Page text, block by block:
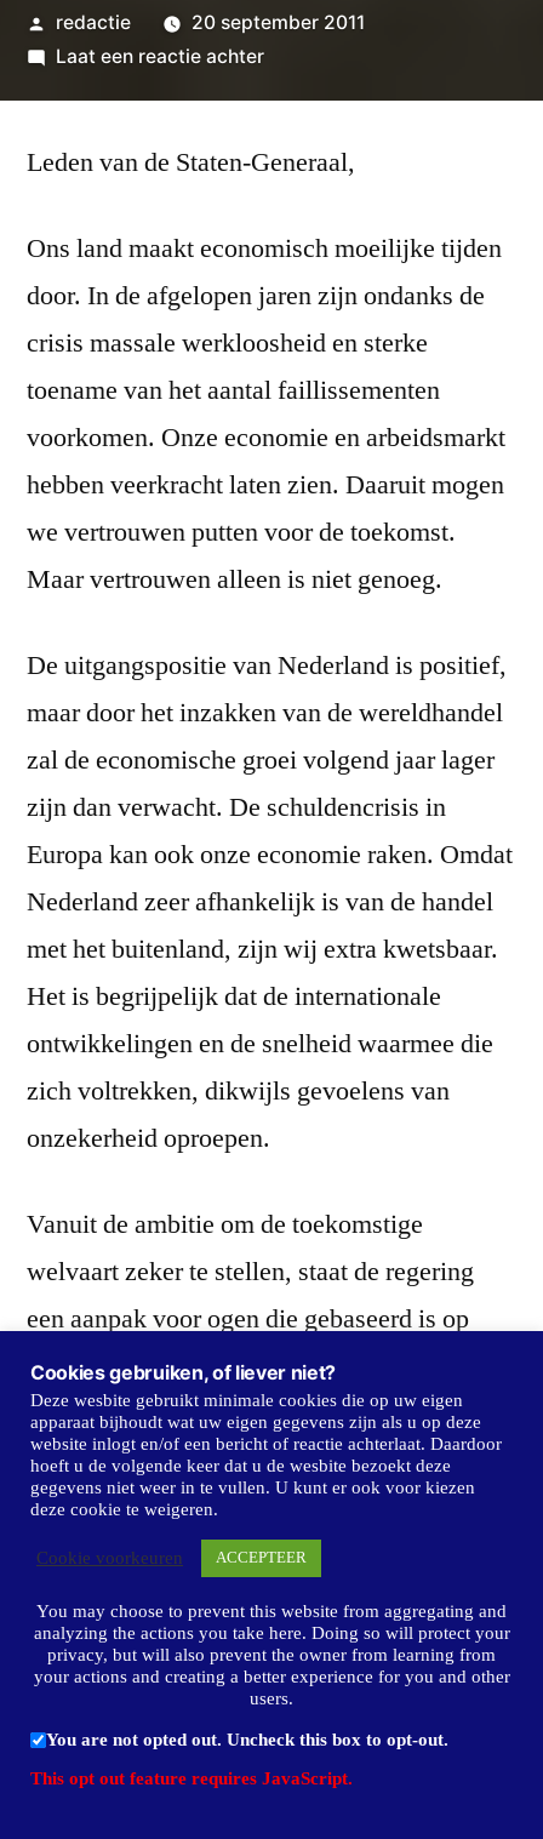
Geplaatst
door
redactie
20 september 2011
Laat een reactie achterop
september
Leden van de Staten-Generaal,
Ons land maakt economisch moeilijke tijden
door. In de afgelopen jaren zijn ondanks de
crisis massale werkloosheid en sterke
toename van het aantal faillissementen
voorkomen. Onze economie en arbeidsmarkt
hebben veerkracht laten zien. Daaruit mogen
we vertrouwen putten voor de toekomst.
Maar vertrouwen alleen is niet genoeg.
De uitgangspositie van Nederland is positief,
maar door het inzakken van de wereldhandel
zal de economische groei volgend jaar lager
zijn dan verwacht. De schuldencrisis in
Europa kan ook onze economie raken. Omdat
Nederland zeer afhankelijk is van de handel
met het buitenland, zijn wij extra kwetsbaar.
Het is begrijpelijk dat de internationale
ontwikkelingen en de snelheid waarmee die
zich voltrekken, dikwijls gevoelens van
onzekerheid oproepen.
Vanuit de ambitie om de toekomstige
welvaart zeker te stellen, staat de regering
een aanpak voor ogen die gebaseerd is op
twee met elkaar samenhangende keuzen:
gezonde overheidsfinanciën en versterking
van het economisch groeivermogen. Die
samenhang ligt ten grondslag aan alle
voorstellen die u dit parlementaire jaar ter
behandeling worden aangeboden.
De ernstige schuldenproblematiek in
sommige Europese landen toont aan dat grote
en langdurige tekorten een bedreiging zijn
Cookies gebruiken, of liever niet?
Deze wesbite gebruikt minimale cookies die op uw eigen
apparaat bijhoudt wat uw eigen gegevens zijn als u op deze
website inlogt en/of een bericht of reactie achterlaat. Daardoor
hoeft u de volgende keer dat u de wesbite bezoekt deze
gegevens niet weer in te vullen. U kunt er ook voor kiezen
deze cookie te weigeren.
Cookie voorkeuren ACCEPTEER
You may choose to prevent this website from aggregating and
analyzing the actions you take here. Doing so will protect your
privacy, but will also prevent the owner from learning from
your actions and creating a better experience for you and other
users.
You are not opted out. Uncheck this box to opt-out.
This opt out feature requires JavaScript.